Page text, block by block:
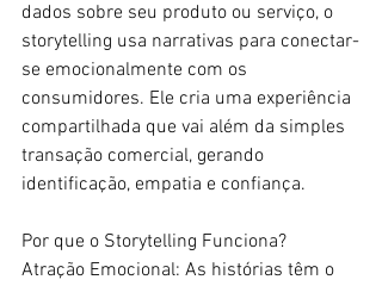
dados sobre seu produto ou serviço, o
storytelling usa narrativas para conectar-
se emocionalmente com os
consumidores. Ele cria uma experiência
compartilhada que vai além da simples
transação comercial, gerando
identificação, empatia e confiança.
Por que o Storytelling Funciona?
Atração Emocional: As histórias têm o